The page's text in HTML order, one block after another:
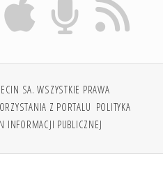
SA. WSZYSTKIE PRAWA
Z PORTALU POLITYKA
INFORMACJI PUBLICZNEJ